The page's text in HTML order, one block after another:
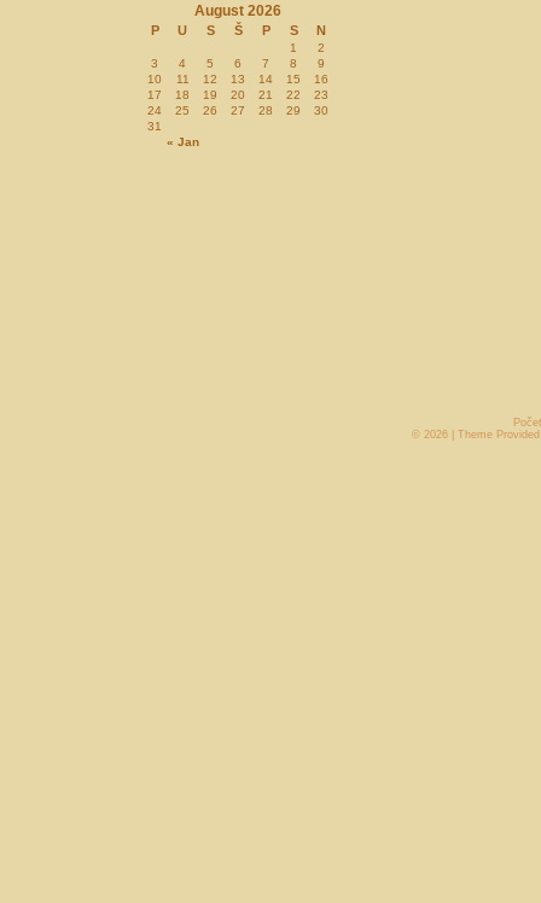
August 2026
P U S Š P S N
« Jan
1
2
3
4 5 6 7 8
9
10
11 12 13 14 15
16
17
18 19 20 21 22
23
24
25 26 27 28 29
30
31
© 2026 | Theme